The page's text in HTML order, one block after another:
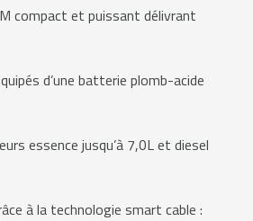
compact et puissant délivrant
d’une batterie plomb-acide
essence jusqu’à 7,0L et diesel
à la technologie smart cable :